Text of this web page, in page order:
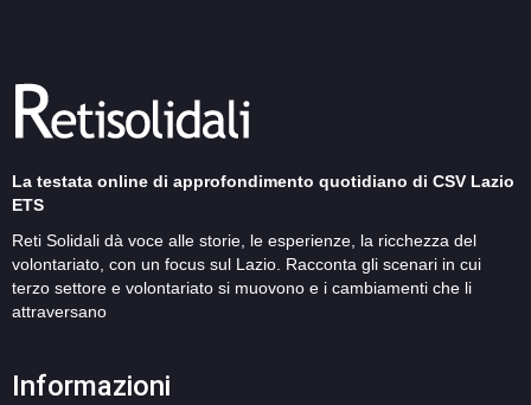
La testata online di approfondimento quotidiano di CSV Lazio
ETS
Reti Solidali dà voce alle storie, le esperienze, la ricchezza del
volontariato, con un focus sul Lazio. Racconta gli scenari in cui
terzo settore e volontariato si muovono e i cambiamenti che li
attraversano
Informazioni